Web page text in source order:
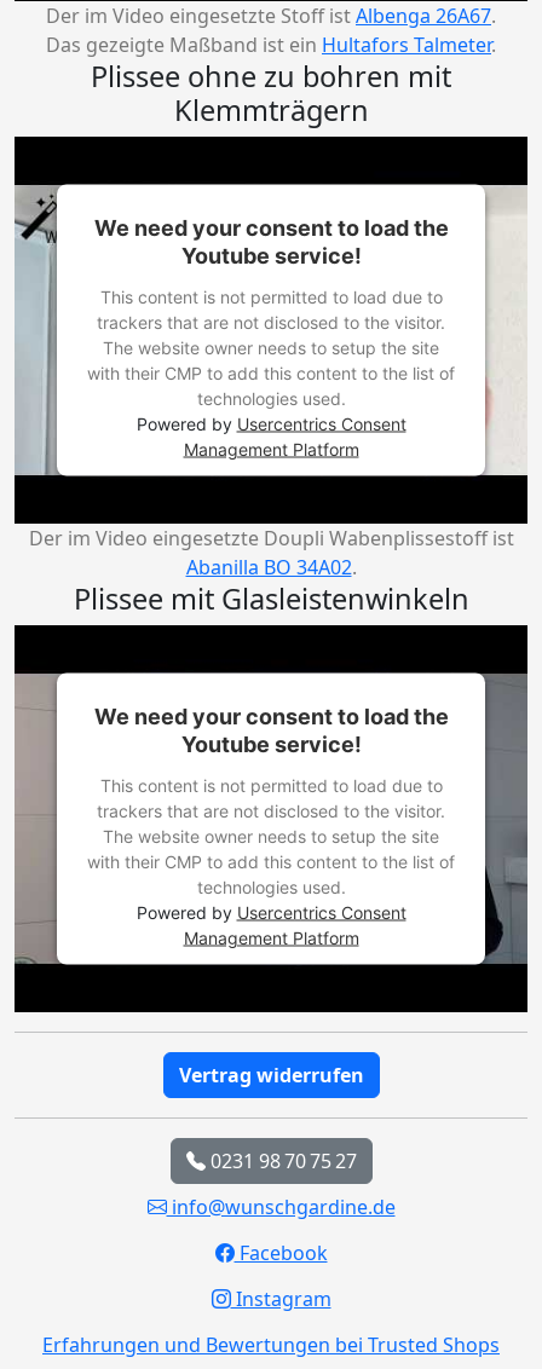
Der im Video eingesetzte Stoff istAlbenga 26A67.
Das gezeigte Maßband ist ein Hultafors Talmeter.
Plissee ohne zu bohren mit
Klemmträgern
We need your consent to load the
Youtube service!
This content is not permitted to load due to
trackers that are not disclosed to the visitor.
The website owner needs to setup the site
with their CMP to add this content to the list of
technologies used.
Powered by Usercentrics Consent
Management Platform
Der im Video eingesetzte Doupli Wabenplissestoff ist
Abanilla BO 34A02.
Plissee mit Glasleistenwinkeln
We need your consent to load the
Youtube service!
This content is not permitted to load due to
trackers that are not disclosed to the visitor.
The website owner needs to setup the site
with their CMP to add this content to the list of
technologies used.
Powered by Usercentrics Consent
Management Platform
Vertrag widerrufen
0231 98 70 75 27
info@wunschgardine.de
Facebook
Instagram
Erfahrungen und Bewertungen bei Trusted Shops